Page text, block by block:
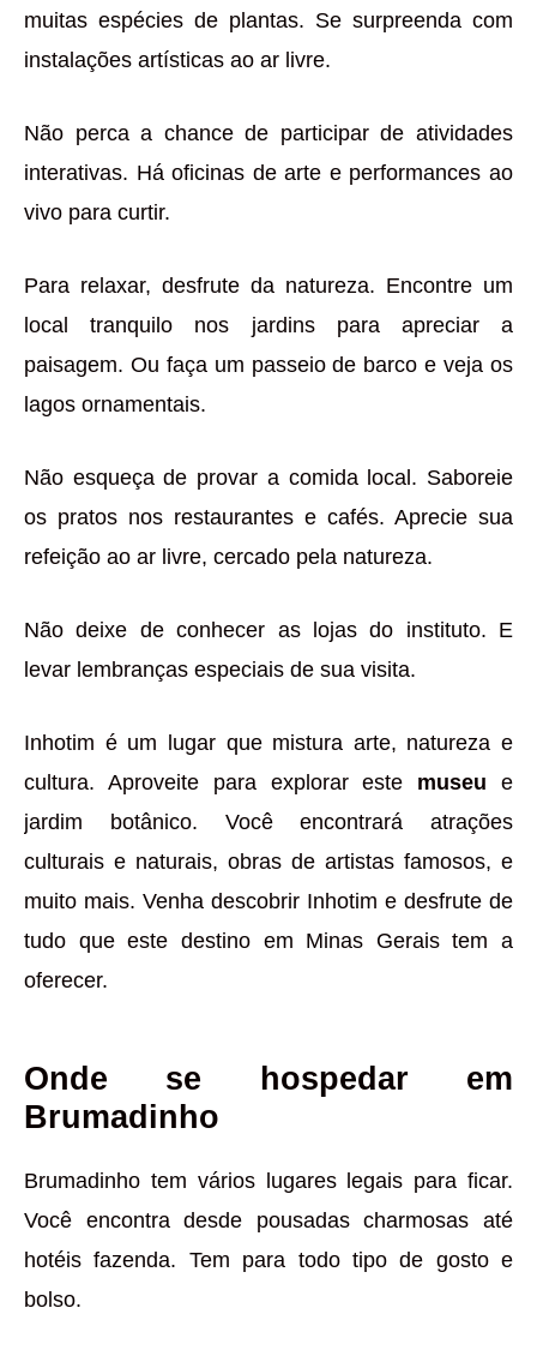
muitas espécies de plantas. Se surpreenda com
instalações artísticas ao ar livre.
Não perca a chance de participar de atividades
interativas. Há oficinas de arte e performances ao
vivo para curtir.
Para relaxar, desfrute da natureza. Encontre um
local tranquilo nos jardins para apreciar a
paisagem. Ou faça um passeio de barco e veja os
lagos ornamentais.
Não esqueça de provar a comida local. Saboreie
os pratos nos restaurantes e cafés. Aprecie sua
refeição ao ar livre, cercado pela natureza.
Não deixe de conhecer as lojas do instituto. E
levar lembranças especiais de sua visita.
Inhotim é um lugar que mistura arte, natureza e
cultura. Aproveite para explorar este museu e
jardim botânico. Você encontrará atrações
culturais e naturais, obras de artistas famosos, e
muito mais. Venha descobrir Inhotim e desfrute de
tudo que este destino em Minas Gerais tem a
oferecer.
Onde se hospedar em
Brumadinho
Brumadinho tem vários lugares legais para ficar.
Você encontra desde pousadas charmosas até
hotéis fazenda. Tem para todo tipo de gosto e
bolso.